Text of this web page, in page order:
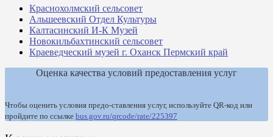
Краснохолмский сельсовет
Альшеевский Отдел Культуры
Калтасинский И-К Музей
Новокильбахтинский сельсовет
Краеведческий музей г. Оханск Пермский край
Оценка качества условий предоставления услуг
Чтобы оценить условия предо-ставления услуг, используйте QR-код или
пройдите по ссылке bus.gov.ru/qrcode/rate/225397